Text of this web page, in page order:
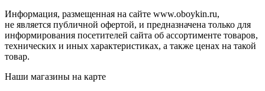
Информация, размещенная на сайте www.oboykin.ru,
не является публичной офертой, и предназначена только для
информирования посетителей сайта об ассортименте товаров,
технических и иных характеристиках, а также ценах на такой
товар.
Наши магазины на карте